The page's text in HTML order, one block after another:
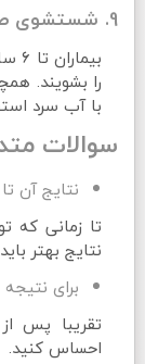
9. شستشوی صورت بعد از میکرونیدلینگ
را بشویند.
با آب سرد
سوالات
نتایج آن
تا زمانی که
نتایج بهتر
برای
تقریبا پس
احساس کنید.